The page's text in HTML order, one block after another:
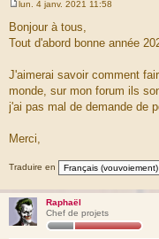
e
s
s
e
lun. 4 janv. 2021 11:58
Bonjour à tous,
Tout d'abord bonne année
J'aimerai savoir comment
monde, sur mon forum ils
j'ai pas mal de demande de
Merci,
Traduire en
Raphaël
Chef de projets